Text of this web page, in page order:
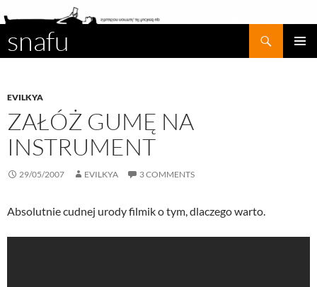
snafu
SKIP
EVILKYA
ZAŁÓŻ GUMĘ NA
INSTRUMENT
29/05/2007 EVILKYA 3 COMMENTS
Absolutnie cudnej urody filmik o tym, dlaczego warto.